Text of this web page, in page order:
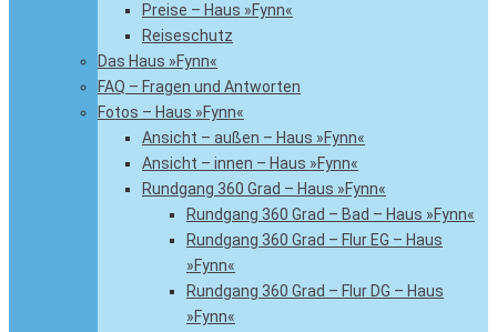
Preise – Haus »Fynn«
Reiseschutz
Das Haus »Fynn«
FAQ – Fragen und Antworten
Fotos – Haus »Fynn«
Ansicht – außen – Haus »Fynn«
Ansicht – innen – Haus »Fynn«
Rundgang 360 Grad – Haus »Fynn«
Rundgang 360 Grad – Bad – Haus »Fynn«
Rundgang 360 Grad – Flur EG – Haus
»Fynn«
Rundgang 360 Grad – Flur DG – Haus
»Fynn«